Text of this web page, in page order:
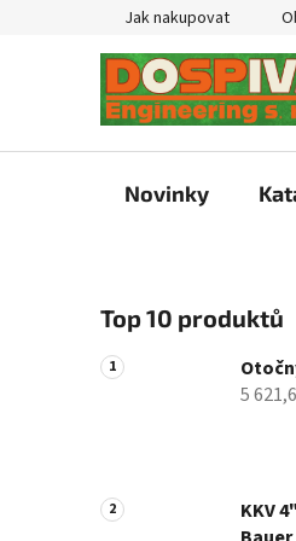
Jak nakupovat
Novinky
o
s
t
n
Top 10 produktů
5
KKV